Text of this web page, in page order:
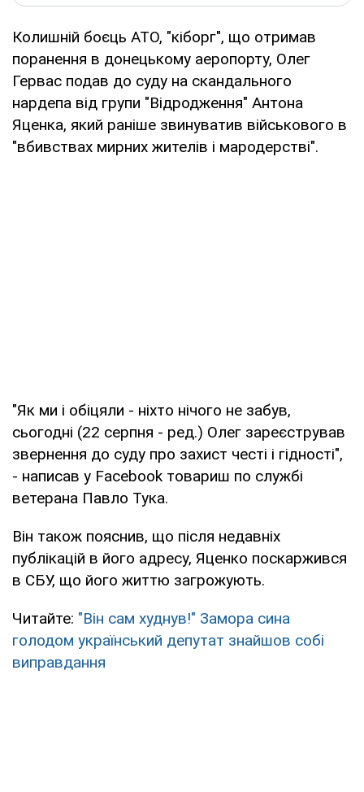
Колишній боєць АТО, "кіборг", що отримав
поранення в донецькому аеропорту, Олег
Гервас подав до суду на скандального
нардепа від групи "Відродження" Антона
Яценка, який раніше звинуватив військового в
"вбивствах мирних жителів і мародерстві".
"Як ми і обіцяли - ніхто нічого не забув,
сьогодні (22 серпня - ред.) Олег зареєстрував
звернення до суду про захист честі і гідності",
- написав у Facebook товариш по службі
ветерана Павло Тука.
Він також пояснив, що після недавніх
публікацій в його адресу, Яценко поскаржився
в СБУ, що його життю загрожують.
Читайте: "Він сам худнув!" Замора сина
голодом український депутат знайшов собі
виправдання